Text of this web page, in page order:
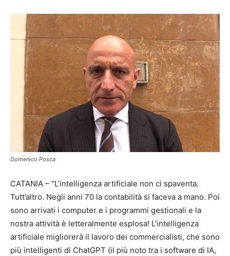
Domenico Posca
CATANIA – “L’intelligenza artificiale non ci spaventa.
Tutt’altro. Negli anni 70 la contabilità si faceva a mano. Poi
sono arrivati i computer e i programmi gestionali e la
nostra attività è letteralmente esplosa! L’intelligenza
artificiale migliorerà il lavoro dei commercialisti, che sono
più intelligenti di ChatGPT (il più noto tra i software di IA,